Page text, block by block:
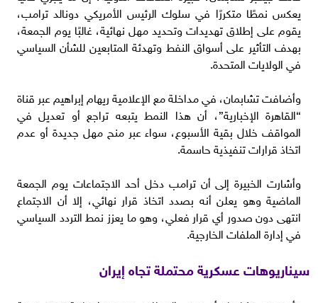
يعكس نمطًا متكررًا في سلوك الرئيس الأمريكي دونالد ترامب،
يقوم على إطلاق تهديدات وتحديد مهل نهائية، غالبًا يوم الجمعة،
بهدف التأثير على أسواق النفط وتهدئة المتابعين للشأن السياسي
في الولايات المتحدة.
وأضافت تشابمان، في مداخلة مع الإعلامية ريهام إبراهيم عبر قناة
“القاهرة الإخبارية”، أن هذا النمط يتبعه تراجع أو تعديل في
المواقف خلال بقية الأسبوع، سواء عبر منح مهل جديدة أو عدم
اتخاذ قرارات تنفيذية حاسمة.
وأشارت الخبيرة إلى أن ترامب دخل أحد الاجتماعات يوم الجمعة
الماضية وهو يعلن أنه بصدد اتخاذ قرار نهائي، إلا أن الاجتماع
انتهى دون صدور أي قرار فعلي، وهو ما يعزز نمط التردد السياسي
في إدارة الملفات الخارجية.
سيناريوهات عسكرية محتملة تجاه إيران